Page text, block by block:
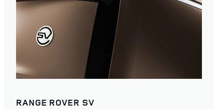
RANGE ROVER SV